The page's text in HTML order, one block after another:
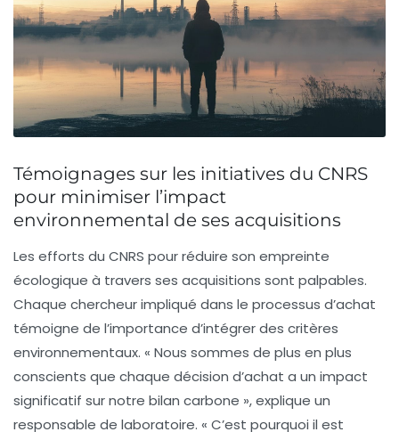
Témoignages sur les initiatives du CNRS
pour minimiser l’impact
environnemental de ses acquisitions
Les efforts du CNRS pour réduire son empreinte
écologique à travers ses acquisitions sont palpables.
Chaque chercheur impliqué dans le processus d’achat
témoigne de l’importance d’intégrer des critères
environnementaux. « Nous sommes de plus en plus
conscients que chaque décision d’achat a un impact
significatif sur notre bilan carbone », explique un
responsable de laboratoire. « C’est pourquoi il est